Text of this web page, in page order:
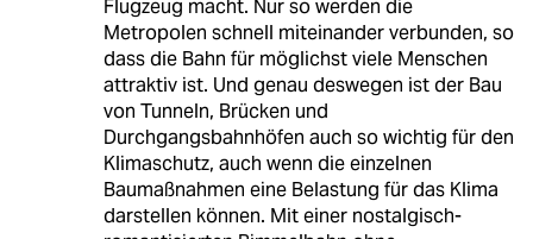
Flugzeug macht. Nur so werden die
Metropolen schnell miteinander verbunden, so
dass die Bahn für möglichst viele Menschen
attraktiv ist. Und genau deswegen ist der Bau
von Tunneln, Brücken und
Durchgangsbahnhöfen auch so wichtig für den
Klimaschutz, auch wenn die einzelnen
Baumaßnahmen eine Belastung für das Klima
darstellen können. Mit einer nostalgisch-